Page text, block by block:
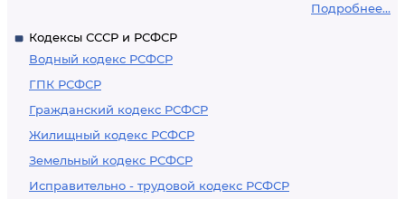
Подробнее...
Кодексы СССР и РСФСР
Водный кодекс РСФСР
ГПК РСФСР
Гражданский кодекс РСФСР
Жилищный кодекс РСФСР
Земельный кодекс РСФСР
Исправительно - трудовой кодекс РСФСР